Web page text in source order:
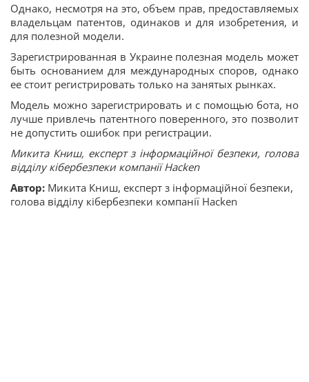
Однако, несмотря на это, объем прав, предоставляемых
владельцам патентов, одинаков и для изобретения, и
для полезной модели.
Зарегистрированная в Украине полезная модель может
быть основанием для международных споров, однако
ее стоит регистрировать только на занятых рынках.
Модель можно зарегистрировать и с помощью бота, но
лучше привлечь патентного поверенного, это позволит
не допустить ошибок при регистрации.
Микита Книш, експерт з інформаційної безпеки, голова
відділу кібербезпеки компанії Hacken
Автор: Микита Книш, експерт з інформаційної безпеки,
голова відділу кібербезпеки компанії Hacken